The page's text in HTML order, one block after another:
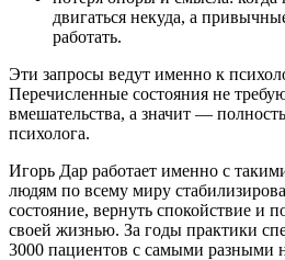
двигаться некуда, а
работать.
Эти запросы ведут именно к
Перечисленные состояния не
вмешательства, а значит —
психолога.
Игорь Дар работает именно с
людям по всему миру
состояние, вернуть спокойствие и
своей жизнью. За годы практики
3000 пациентов с самыми разными